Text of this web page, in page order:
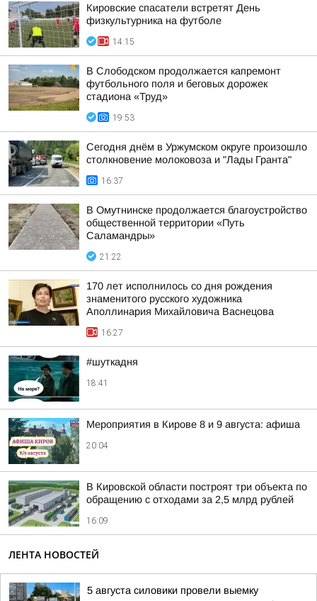
Кировские спасатели встретят День
физкультурника на футболе
14:15
В Слободском продолжается капремонт
футбольного поля и беговых дорожек
стадиона «Труд»
19:53
Сегодня днём в Уржумском округе произошло
столкновение молоковоза и "Лады Гранта"
16:37
В Омутнинске продолжается благоустройство
общественной территории «Путь
Саламандры»
21:22
170 лет исполнилось со дня рождения
знаменитого русского художника
Аполлинария Михайловича Васнецова
16:27
#шуткадня
18:41
Мероприятия в Кирове 8 и 9 августа: афиша
20:04
В Кировской области построят три объекта по
обращению с отходами за 2,5 млрд рублей
16:09
ЛЕНТА НОВОСТЕЙ
5 августа силовики провели выемку